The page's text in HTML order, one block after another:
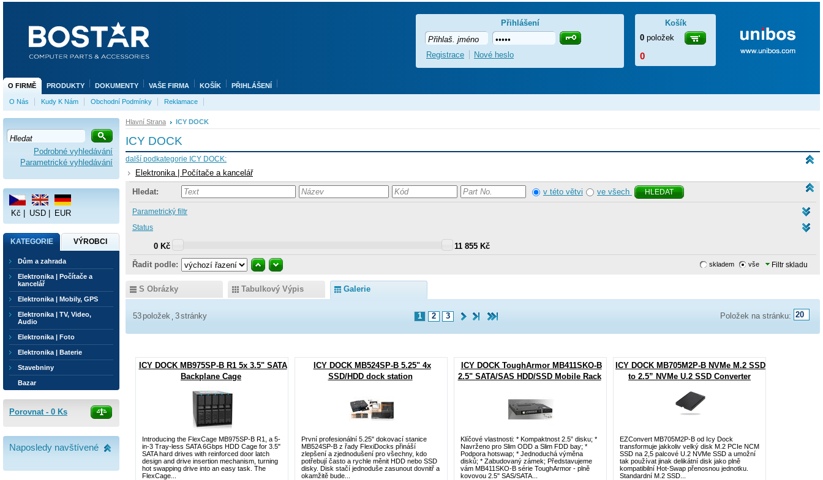
Hlavní Strana ICY DOCK
ICY DOCK
další podkategorie ICY DOCK:
Elektronika | Počítače a kancelář
Hledat: v této větvi ve všech HLEDAT
Parametrický filtr
Status
0 Kč
11 855 Kč
Řadit podle:
Filtr skladu
skladem vše
S Obrázky Tabulkový Výpis Galerie
Položek na stránku:
53 položek 3stránky 1 2 3
ICY DOCK MB975SP-B R1 5x 3.5" SATA
Backplane Cage
Introducing the FlexCage MB975SP-B R1, a 5-
in-3 Tray-less SATA 6Gbps HDD Cage for 3.5"
SATA hard drives with reinforced door latch
design and drive insertion mechanism, turning
hot swapping drive into an easy task. The
FlexCage...
ICY DOCK MB524SP-B 5.25" 4x
SSD/HDD dock station
První profesionální 5.25" dokovací stanice
MB524SP-B z řady FlexiDocks přináší
zlepšení a zjednodušení pro všechny, kdo
potřebují často a rychle měnit HDD nebo SSD
disky. Disk stačí jednoduše zasunout dovnitř a
okamžitě bude...
ICY DOCK ToughArmor MB411SKO-B
2.5" SATA/SAS HDD/SSD Mobile Rack
Klíčové vlastnosti: * Kompaktnost 2.5” disku; *
Navrženo pro Slim ODD a Slim FDD bay; *
Podpora hotswap; * Jednoduchá výměna
disků; * Zabudovaný zámek; Představujeme
vám MB411SKO-B série ToughArmor - plně
kovovou 2.5" SAS/SATA...
ICY DOCK MB705M2P-B NVMe M.2 SSD
to 2.5” NVMe U.2 SSD Converter
EZConvert MB705M2P-B od Icy Dock
transformuje jakkoliv velký disk M.2 PCIe NCM
SSD na 2,5 palcové U.2 NVMe SSD a umožní
tak používat jinak delikátní disk jako plně
kompatibilní Hot-Swap přenosnou jednotku.
Standardní M.2 SSD...
Podrobné vyhledávání
Parametrické vyhledávání
Kč USD EUR
KATEGORIE VÝROBCI
Dům a zahrada
Elektronika | Počítače a
kancelář
Elektronika | Mobily, GPS
Elektronika | TV, Video,
Audio
Elektronika | Foto
Elektronika | Baterie
Stavebniny
Bazar
Porovnat - 0 Ks
Naposledy navštívené
O FIRMĚ PRODUKTY DOKUMENTY VAŠE FIRMA KOŠÍK PŘIHLÁŠENÍ
O Nás Kudy K Nám Obchodní Podmínky Reklamace
Košík
0 položek
0
Přihlášení
Registrace Nové heslo